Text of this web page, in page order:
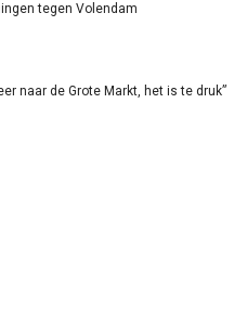
tegen Volendam
naar de Grote Markt, het is te druk”